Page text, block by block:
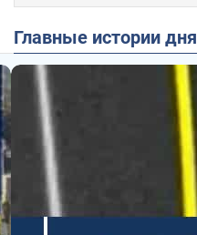
Главные истории дня